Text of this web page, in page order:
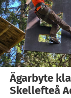
Ägarbyte
Skellefteå